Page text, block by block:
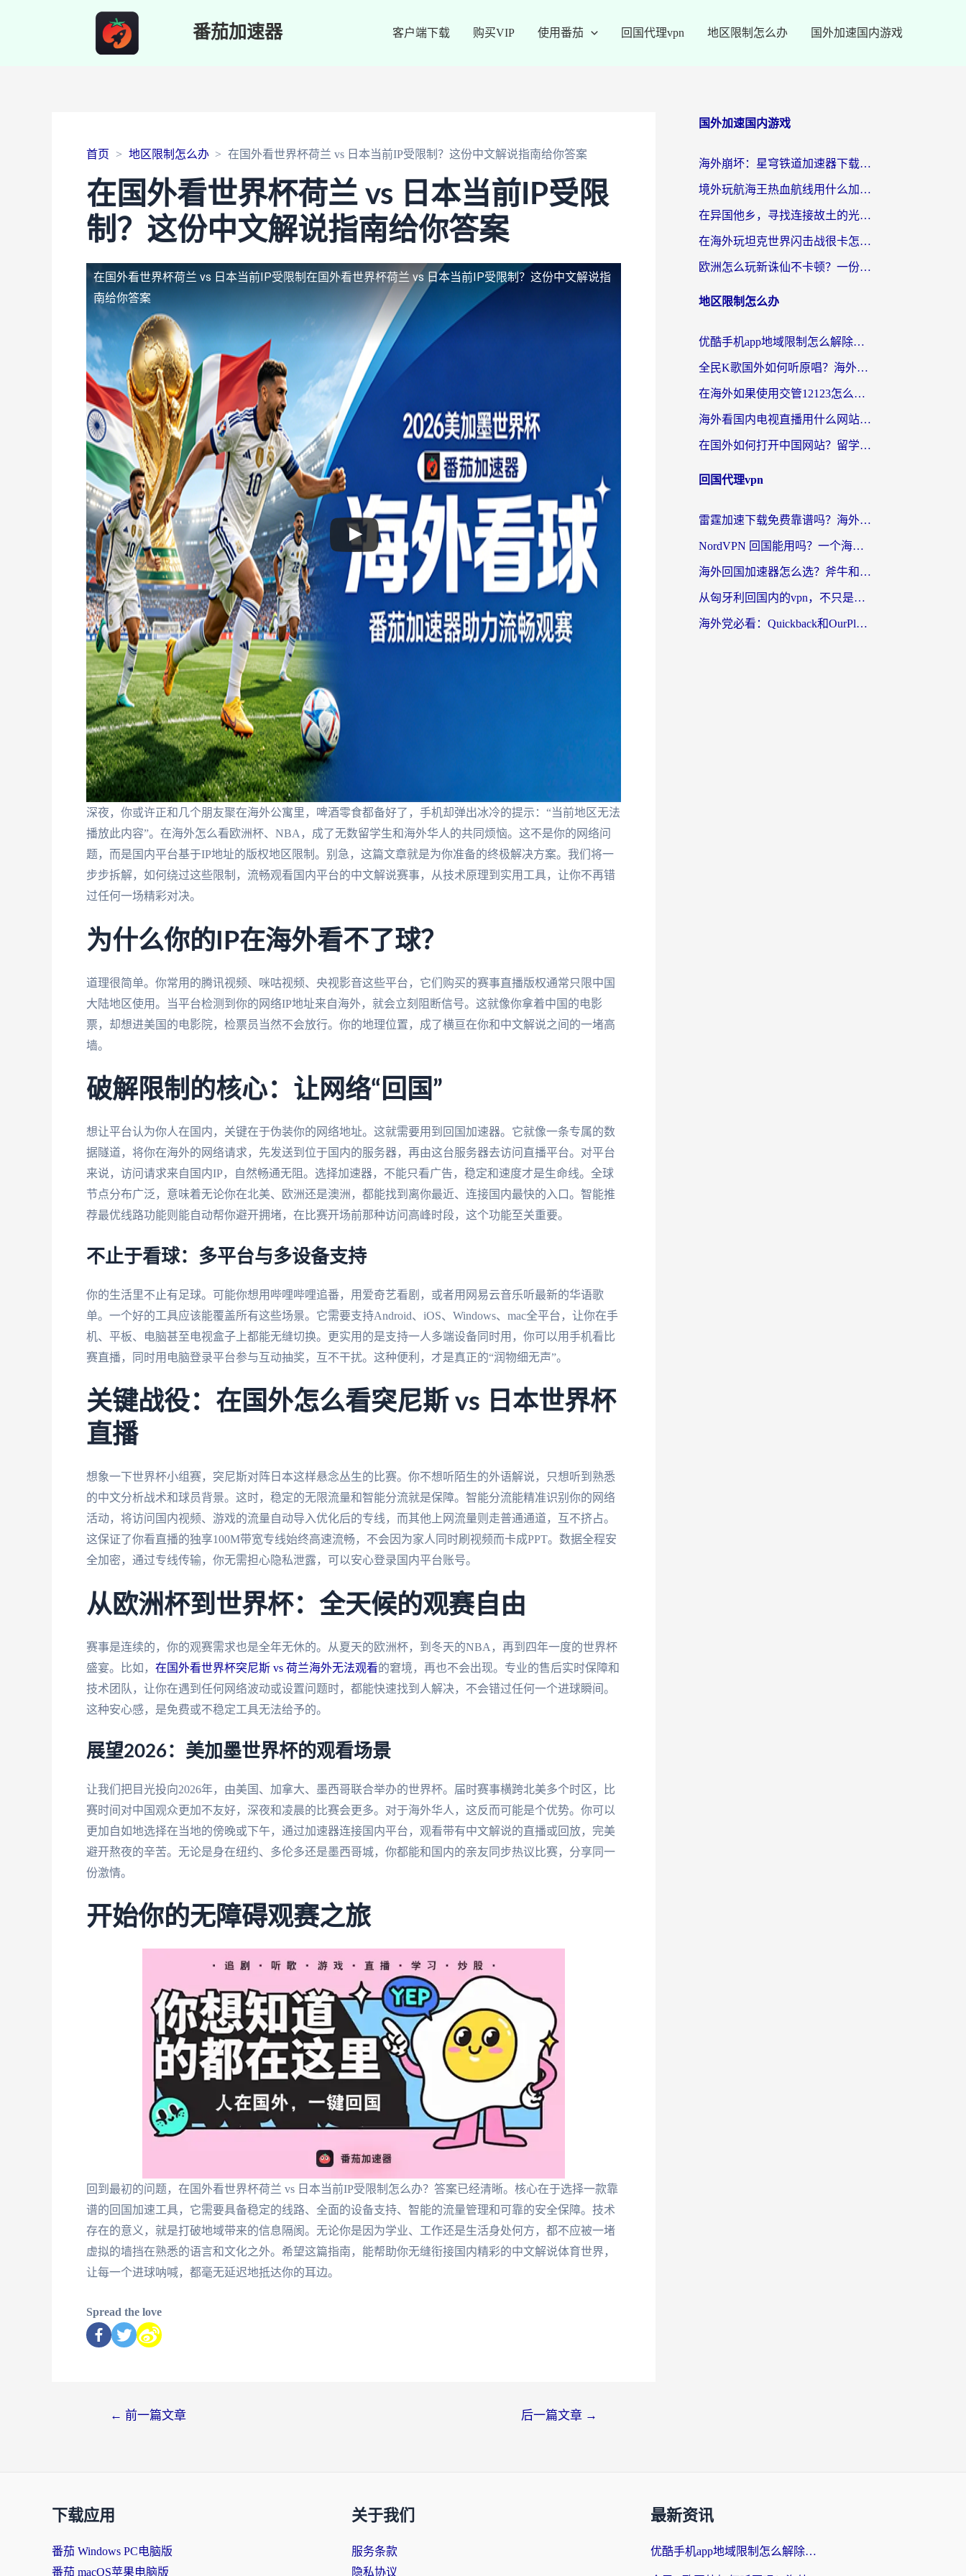
番茄加速器 客户端下载 购买VIP 使用番茄 回国代理vpn 地区限制怎么办 国外加速国内游戏
首页 地区限制怎么办 在国外看世界杯荷兰 vs 日本当前IP受限制？这份中文解说指南给你答案
在国外看世界杯荷兰 vs 日本当前IP受限
制？这份中文解说指南给你答案
在国外看世界杯荷兰 vs 日本当前IP受限制 在国外看世界杯荷兰 vs 日本当前IP受限制？这份中文解说指
南给你答案
深夜，你或许正和几个朋友聚在海外公寓里，啤酒零食都备好了，手机却弹出冰冷的提示：“当前地区无法
播放此内容”。在海外怎么看欧洲杯、NBA，成了无数留学生和海外华人的共同烦恼。这不是你的网络问
题，而是国内平台基于IP地址的版权地区限制。别急，这篇文章就是为你准备的终极解决方案。我们将一
步步拆解，如何绕过这些限制，流畅观看国内平台的中文解说赛事，从技术原理到实用工具，让你不再错
过任何一场精彩对决。
为什么你的IP在海外看不了球？
道理很简单。你常用的腾讯视频、咪咕视频、央视影音这些平台，它们购买的赛事直播版权通常只限中国
大陆地区使用。当平台检测到你的网络IP地址来自海外，就会立刻阻断信号。这就像你拿着中国的电影
票，却想进美国的电影院，检票员当然不会放行。你的地理位置，成了横亘在你和中文解说之间的一堵高
墙。
破解限制的核心：让网络“回国”
想让平台认为你人在国内，关键在于伪装你的网络地址。这就需要用到回国加速器。它就像一条专属的数
据隧道，将你在海外的网络请求，先发送到位于国内的服务器，再由这台服务器去访问直播平台。对平台
来说，访问请求来自国内IP，自然畅通无阻。选择加速器，不能只看广告，稳定和速度才是生命线。全球
节点分布广泛，意味着无论你在北美、欧洲还是澳洲，都能找到离你最近、连接国内最快的入口。智能推
荐最优线路功能则能自动帮你避开拥堵，在比赛开场前那种访问高峰时段，这个功能至关重要。
不止于看球：多平台与多设备支持
你的生活里不止有足球。可能你想用哔哩哔哩追番，用爱奇艺看剧，或者用网易云音乐听最新的华语歌
单。一个好的工具应该能覆盖所有这些场景。它需要支持Android、iOS、Windows、mac全平台，让你在手
机、平板、电脑甚至电视盒子上都能无缝切换。更实用的是支持一人多端设备同时用，你可以用手机看比
赛直播，同时用电脑登录平台参与互动抽奖，互不干扰。这种便利，才是真正的“润物细无声”。
关键战役：在国外怎么看突尼斯 vs 日本世界杯
直播
想象一下世界杯小组赛，突尼斯对阵日本这样悬念丛生的比赛。你不想听陌生的外语解说，只想听到熟悉
的中文分析战术和球员背景。这时，稳定的无限流量和智能分流就是保障。智能分流能精准识别你的网络
活动，将访问国内视频、游戏的流量自动导入优化后的专线，而其他上网流量则走普通通道，互不挤占。
这保证了你看直播的独享100M带宽专线始终高速流畅，不会因为家人同时刷视频而卡成PPT。数据全程安
全加密，通过专线传输，你无需担心隐私泄露，可以安心登录国内平台账号。
从欧洲杯到世界杯：全天候的观赛自由
赛事是连续的，你的观赛需求也是全年无休的。从夏天的欧洲杯，到冬天的NBA，再到四年一度的世界杯
盛宴。比如， 在国外看世界杯突尼斯 vs 荷兰海外无法观看的窘境，再也不会出现。专业的售后实时保障和
技术团队，让你在遇到任何网络波动或设置问题时，都能快速找到人解决，不会错过任何一个进球瞬间。
这种安心感，是免费或不稳定工具无法给予的。
展望2026：美加墨世界杯的观看场景
让我们把目光投向2026年，由美国、加拿大、墨西哥联合举办的世界杯。届时赛事横跨北美多个时区，比
赛时间对中国观众更加不友好，深夜和凌晨的比赛会更多。对于海外华人，这反而可能是个优势。你可以
更加自如地选择在当地的傍晚或下午，通过加速器连接国内平台，观看带有中文解说的直播或回放，完美
避开熬夜的辛苦。无论是身在纽约、多伦多还是墨西哥城，你都能和国内的亲友同步热议比赛，分享同一
份激情。
开始你的无障碍观赛之旅
回到最初的问题，在国外看世界杯荷兰 vs 日本当前IP受限制怎么办？答案已经清晰。核心在于选择一款靠
谱的回国加速工具，它需要具备稳定的线路、全面的设备支持、智能的流量管理和可靠的安全保障。技术
存在的意义，就是打破地域带来的信息隔阂。无论你是因为学业、工作还是生活身处何方，都不应被一堵
虚拟的墙挡在熟悉的语言和文化之外。希望这篇指南，能帮助你无缝衔接国内精彩的中文解说体育世界，
让每一个进球呐喊，都毫无延迟地抵达你的耳边。
Spread the love
← 前一篇文章 后一篇文章 →
国外加速国内游戏
海外崩坏：星穹铁道加速器下载安装：一份给游子的终极网络指南
境外玩航海王热血航线用什么加速器？2026海外玩家实测最优方案（附欧洲问道堡垒前线加速技巧）
在异国他乡，寻找连接故土的光明大陆免费加速器
在海外玩坦克世界闪击战很卡怎么办？老玩家亲测有效的加速器选择指南
欧洲怎么玩新诛仙不卡顿？一份给海外游子的国服游戏畅玩指南
地区限制怎么办
优酷手机app地域限制怎么解除？海外党亲测有效的追剧方案
全民K歌国外如何听原唱？海外党亲测有效的回国加速器选择指南
在海外如果使用交管12123怎么处理？留学生亲测有效的回国加速方案
海外看国内电视直播用什么网站比较好？一篇解决你所有追剧难题的实用指南
在国外如何打开中国网站？留学生与海外华人的无缝访问指南
回国代理vpn
雷霆加速下载免费靠谱吗？海外党选回国加速器的避坑指南（附热门工具对比）
NordVPN 回国能用吗？一个海外用户必须面对的真实困境
海外回国加速器怎么选？斧牛和海龟哪个好？一篇帮你避开坑的实用指南
从匈牙利回国内的vpn，不只是为了刷剧那么简单
海外党必看：Quickback和OurPlay好用吗？3分钟选对回国加速器，无缝刷剧玩游戏
下载应用
番茄 Windows PC电脑版
番茄 macOS苹果电脑版
关于我们
服务条款
隐私协议
最新资讯
优酷手机app地域限制怎么解除？海外党亲测有效的追剧方案